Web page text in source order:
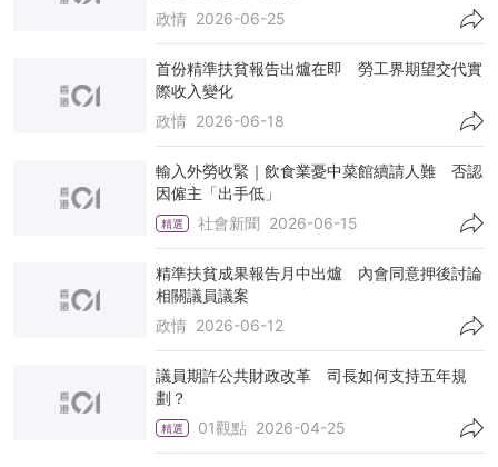
政情 2026-06-25
首份精準扶貧報告出爐在即 勞工界期望交代實
際收入變化
政情 2026-06-18
輸入外勞收緊｜飲食業憂中菜館續請人難 否認
因僱主「出手低」
精選 社會新聞 2026-06-15
精準扶貧成果報告月中出爐 內會同意押後討論
相關議員議案
政情 2026-06-12
議員期許公共財政改革 司長如何支持五年規
劃？
精選 01觀點 2026-04-25